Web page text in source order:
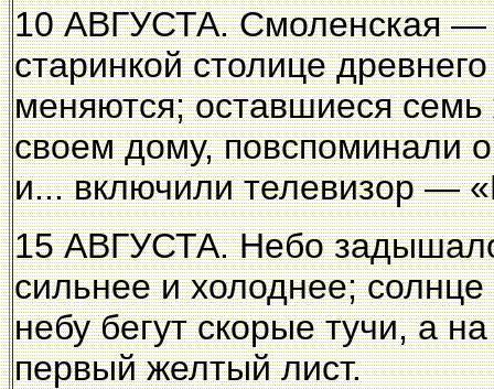
10 АВГУСТА. Смоленская —
старинкой столице
меняются; оставшиеся
своем дому, повспоминали
и... включили телевизор —
15 АВГУСТА. Небо
сильнее и холоднее; солнце
небу бегут скорые тучи, а
первый желтый лист.